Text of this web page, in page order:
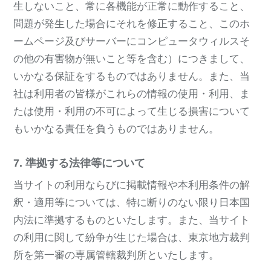
生しないこと、常に各機能が正常に動作すること、
問題が発生した場合にそれを修正すること、このホ
ームページ及びサーバーにコンピュータウィルスそ
の他の有害物が無いこと等を含む）につきまして、
いかなる保証をするものではありません。また、当
社は利用者の皆様がこれらの情報の使用・利用、ま
たは使用・利用の不可によって生じる損害について
もいかなる責任を負うものではありません。
7. 準拠する法律等について
当サイトの利用ならびに掲載情報や本利用条件の解
釈・適用等については、特に断りのない限り日本国
内法に準拠するものといたします。また、当サイト
の利用に関して紛争が生じた場合は、東京地方裁判
所を第一審の専属管轄裁判所といたします。